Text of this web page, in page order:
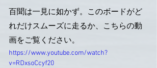
百聞は一見に如かず。このボードがど
れだけスムーズに走るか、こちらの動
画をご覧ください。
https://www.youtube.com/watch?
v=RDxsoCcyf20